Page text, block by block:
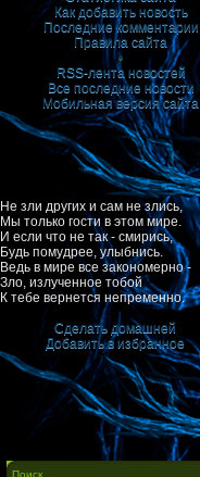
Как добавить новость
Последние комментарии
Правила сайта
•
RSS-лента новостей
Все последние новости
Мобильная версия сайта
Не зли других и сам не злись,
Мы только гости в этом мире.
И если что не так - смирись,
Будь помудрее, улыбнись.
Ведь в мире все закономерно -
Зло, излученное тобой
К тебе вернется непременно.
Сделать домашней
|
Добавить в избранное